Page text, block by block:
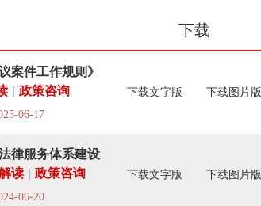
下载
案件工作规则》
| 政策咨询
06-17
下载文字版 下载图片版
律服务体系建设
读 | 政策咨询
06-20
下载文字版 下载图片版